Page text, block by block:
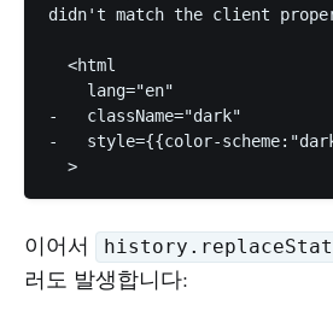
didn't match the client
  <html
    lang="en"
-   className="dark"
-   style={{color-
이어서
러도 발생합니다: